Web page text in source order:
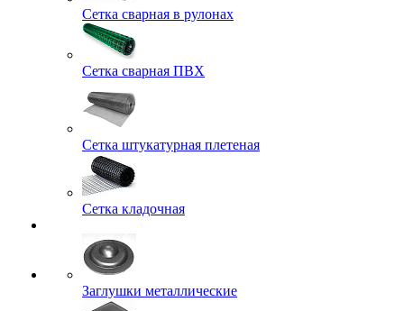
Сетка сварная в рулонах
Сетка сварная ПВХ
Сетка штукатурная плетеная
Сетка кладочная
Заглушки металлические